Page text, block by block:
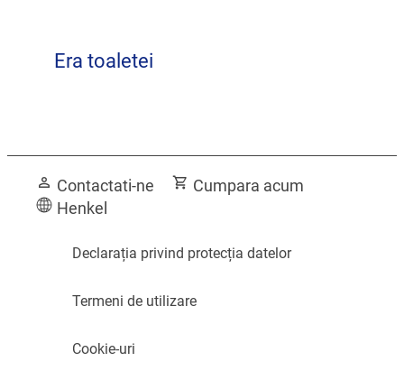
Era toaletei
Transformaţi-vă baia într-o încăpere
plină cu flori
Obţineţi sugestii de top de la un
angajat al hotelului
Contactati-ne
Cumpara acum
Henkel
Declarația privind protecția datelor
Termeni de utilizare
Cookie-uri